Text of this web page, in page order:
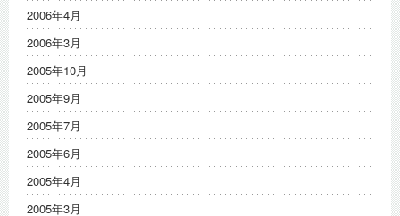
2006年4月
2006年3月
2005年10月
2005年9月
2005年7月
2005年6月
2005年4月
2005年3月